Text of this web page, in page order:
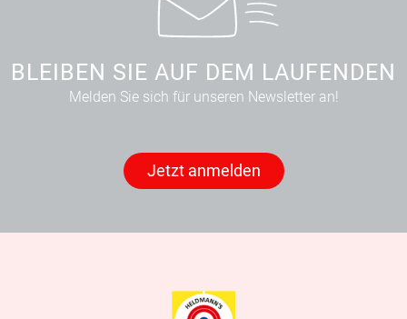
BLEIBEN SIE AUF DEM LAUFENDEN
Melden Sie sich für unseren Newsletter an!
Jetzt anmelden